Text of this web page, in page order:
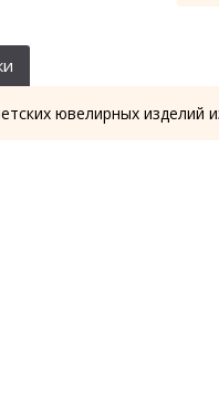
ювелирных изделий